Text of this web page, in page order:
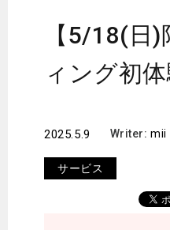
【5/18(日
ィング初
2025.5.9 Writer:mii
サービス